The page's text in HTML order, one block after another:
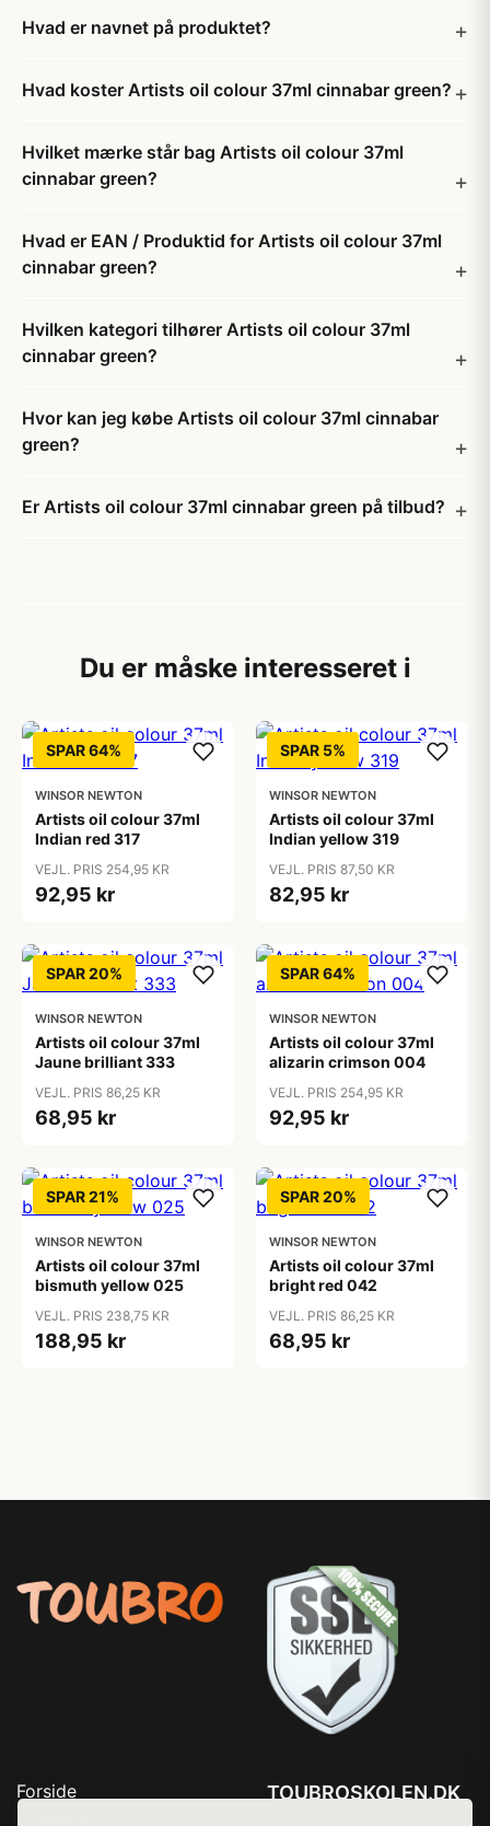
Hvad er navnet på produktet?
Hvad koster Artists oil colour 37ml cinnabar green?
Hvilket mærke står bag Artists oil colour 37ml
cinnabar green?
Hvad er EAN / Produktid for Artists oil colour 37ml
cinnabar green?
Hvilken kategori tilhører Artists oil colour 37ml
cinnabar green?
Hvor kan jeg købe Artists oil colour 37ml cinnabar
green?
Er Artists oil colour 37ml cinnabar green på tilbud?
Du er måske interesseret i
SPAR 64%
WINSOR NEWTON
Artists oil colour 37ml
Indian red 317
VEJL. PRIS 254,95 KR
92,95 kr
SPAR 5%
WINSOR NEWTON
Artists oil colour 37ml
Indian yellow 319
VEJL. PRIS 87,50 KR
82,95 kr
SPAR 20%
WINSOR NEWTON
Artists oil colour 37ml
Jaune brilliant 333
VEJL. PRIS 86,25 KR
68,95 kr
SPAR 64%
WINSOR NEWTON
Artists oil colour 37ml
alizarin crimson 004
VEJL. PRIS 254,95 KR
92,95 kr
SPAR 21%
WINSOR NEWTON
Artists oil colour 37ml
bismuth yellow 025
VEJL. PRIS 238,75 KR
188,95 kr
SPAR 20%
WINSOR NEWTON
Artists oil colour 37ml
bright red 042
VEJL. PRIS 86,25 KR
68,95 kr
Forside
TOUBROSKOLEN.DK